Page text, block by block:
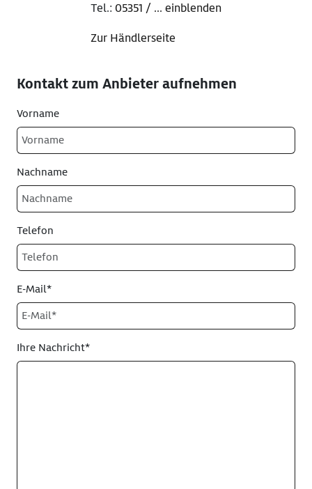
Tel.: 05351 / ... einblenden
Zur Händlerseite
Kontakt zum Anbieter aufnehmen
Vorname
Nachname
Telefon
E-Mail*
Ihre Nachricht*